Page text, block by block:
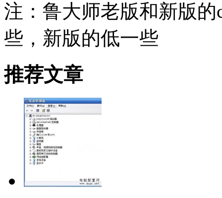
注：鲁大师老版和新版
些，新版的低一些
推荐文章